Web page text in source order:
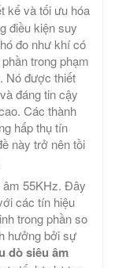
kế và tối ưu hóa
điều kiện suy
đo như khí có
trong phạm
Nó được thiết
đáng tin cậy
Các thành
hấp thụ tín
này trở nên tồi
âm 55KHz. Đây
các tín hiệu
trong phần so
hưởng bởi sự
dò siêu âm